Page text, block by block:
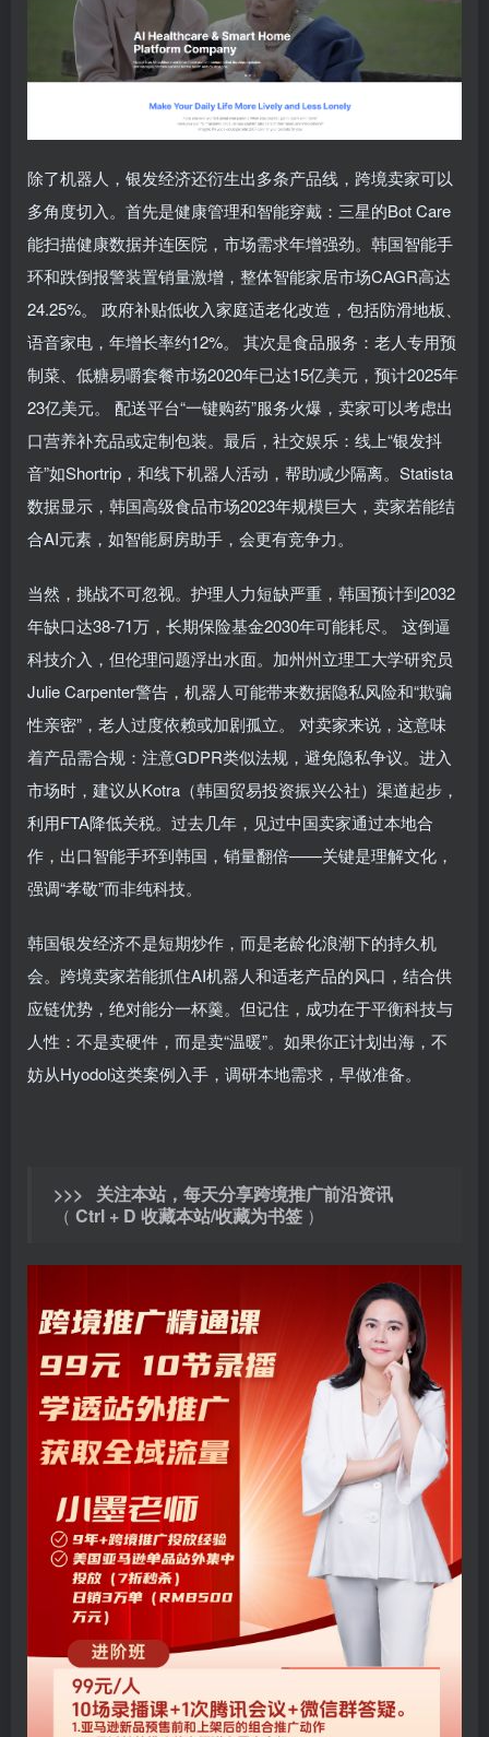
除了机器人，银发经济还衍生出多条产品线，跨境卖家可以
多角度切入。首先是健康管理和智能穿戴：三星的Bot Care
能扫描健康数据并连医院，市场需求年增强劲。韩国智能手
环和跌倒报警装置销量激增，整体智能家居市场CAGR高达
24.25%。 政府补贴低收入家庭适老化改造，包括防滑地板、
语音家电，年增长率约12%。 其次是食品服务：老人专用预
制菜、低糖易嚼套餐市场2020年已达15亿美元，预计2025年
23亿美元。 配送平台“一键购药”服务火爆，卖家可以考虑出
口营养补充品或定制包装。最后，社交娱乐：线上“银发抖
音”如Shortrip，和线下机器人活动，帮助减少隔离。Statista
数据显示，韩国高级食品市场2023年规模巨大，卖家若能结
合AI元素，如智能厨房助手，会更有竞争力。
当然，挑战不可忽视。护理人力短缺严重，韩国预计到2032
年缺口达38-71万，长期保险基金2030年可能耗尽。 这倒逼
科技介入，但伦理问题浮出水面。加州州立理工大学研究员
Julie Carpenter警告，机器人可能带来数据隐私风险和“欺骗
性亲密”，老人过度依赖或加剧孤立。 对卖家来说，这意味
着产品需合规：注意GDPR类似法规，避免隐私争议。进入
市场时，建议从Kotra（韩国贸易投资振兴公社）渠道起步，
利用FTA降低关税。过去几年，见过中国卖家通过本地合
作，出口智能手环到韩国，销量翻倍——关键是理解文化，
强调“孝敬”而非纯科技。
韩国银发经济不是短期炒作，而是老龄化浪潮下的持久机
会。跨境卖家若能抓住AI机器人和适老产品的风口，结合供
应链优势，绝对能分一杯羹。但记住，成功在于平衡科技与
人性：不是卖硬件，而是卖“温暖”。如果你正计划出海，不
妨从Hyodol这类案例入手，调研本地需求，早做准备。
>>> 关注本站，每天分享跨境推广前沿资讯
（ Ctrl + D 收藏本站/收藏为书签 ）